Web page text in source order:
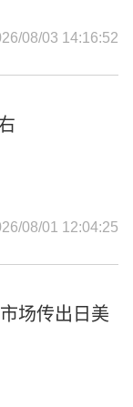
08/03 14:16:52
08/01 12:04:25
场传出日美